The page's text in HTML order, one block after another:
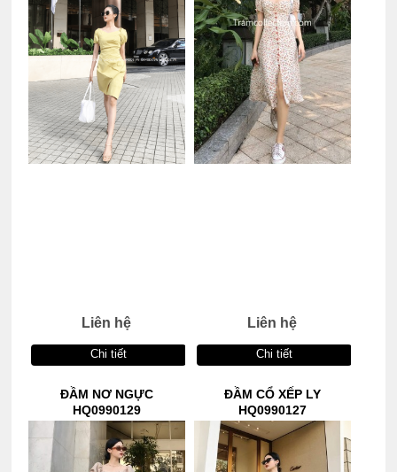
Liên hệ
Chi tiết
Liên hệ
Chi tiết
ĐẦM NƠ NGỰC
HQ0990129
ĐẦM CỔ XẾP LY
HQ0990127